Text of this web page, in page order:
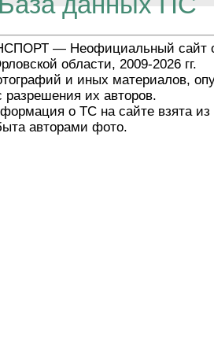
— Неофициальный сайт
области, 2009-2026 гг.
и иных материалов,
разрешения их авторов.
о ТС на сайте взята из
авторами фото.